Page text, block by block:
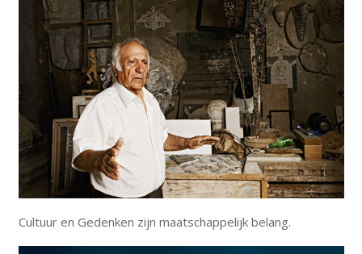
Cultuur en Gedenken zijn maatschappelijk belang.